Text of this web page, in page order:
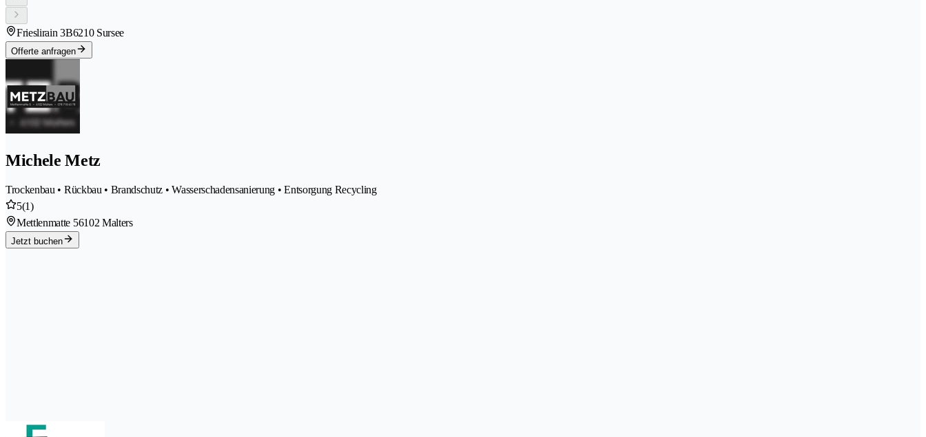
Frieslirain 3B6210 Sursee
Offerte anfragen
Michele Metz
Trockenbau • Rückbau • Brandschutz • Wasserschadensanierung • Entsorgung Recycling
5(1)
Mettlenmatte 56102 Malters
Jetzt buchen